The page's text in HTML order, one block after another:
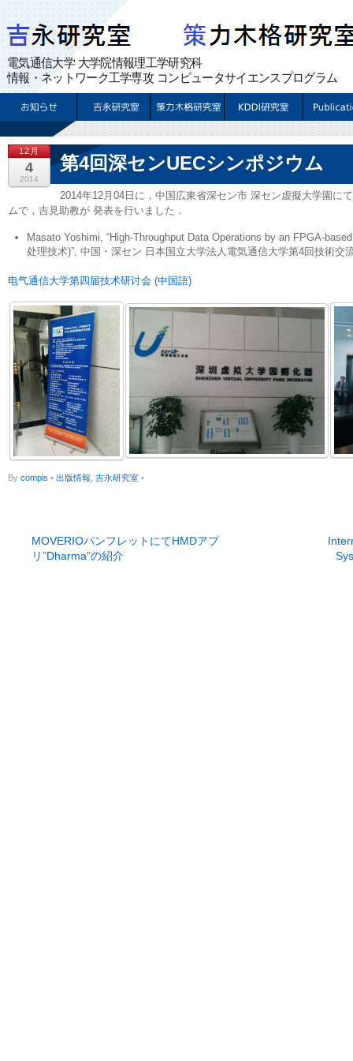
12月
4
2014
第4回深センUECシンポジウム
2014年12月04日に，中国広東省深セン市 深セン虚擬大学園に
ムで，吉見助教が 発表を行いました．
Masato Yoshimi, “High-Throughput Data Operations by an FPGA-
处理技术)”, 中国・深セン 日本国立大学法人電気通信大学第4回技術交
电气通信大学第四届技术研讨会 (中国語)
By compis • 出版情報 吉永研究室 •
MOVERIOパンフレットにてHMDアプ
リ”Dharma”の紹介